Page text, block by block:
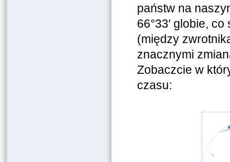
państw na
66°33′ globie,
(między
znacznymi
Zobaczcie w
czasu: